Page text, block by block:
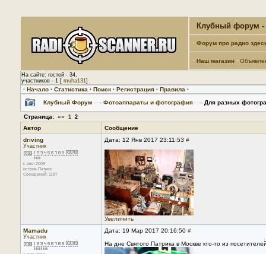
Клубный форум -
· Форум про радио
· Наш магазин ·
На сайте: гостей - 34,
участников - 1 [ muha131]
· Начало · Статистика · Поиск · Регистрация · Правила ·
Клубный Форум —› Фотоаппараты и фотография —› Для разных
Страница: «« 1 2
Автор
Сообщение
driving
Участник
с июл 2009
остров Патмос
Сообщений: 1187
Дата: 12 Янв 2017 23:11:53 #
Увеличить
Mamadu
Участник
Дата: 19 Мар 2017 20:16:50 #
На дне Святого Патрика в Москве кто-то из